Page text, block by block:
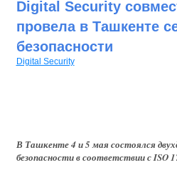
Digital Security
провела в Ташкенте
безопасности
Digital Security
В Ташкенте 4 и 5 мая состоялся
безопасности в соответствии с ISO